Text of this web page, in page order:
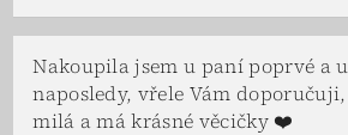
Nakoupila jsem u paní poprvé a
naposledy, vřele Vám
milá a má krásné věcičky ❤️